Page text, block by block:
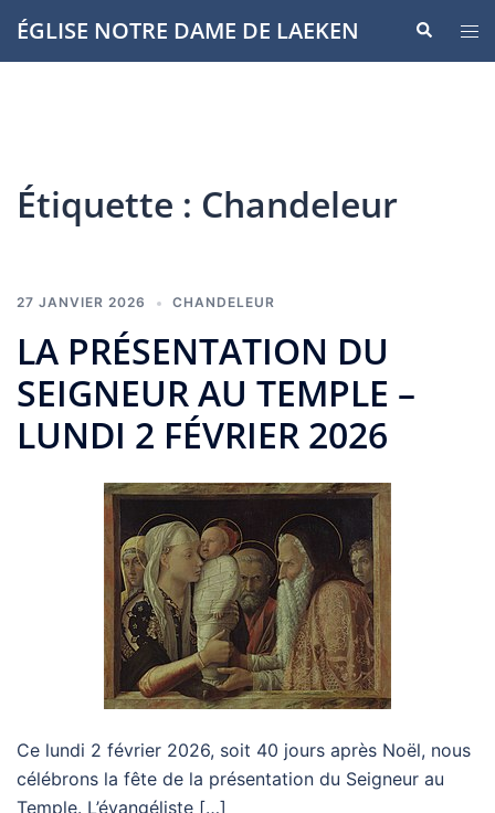
Aller
auÉGLISE NOTRE DAME DE LAEKEN
le
Étiquette : Chandeleur
27 JANVIER 2026 CHANDELEUR
LA PRÉSENTATION DU
SEIGNEUR AU TEMPLE –
LUNDI 2 FÉVRIER 2026
Ce lundi 2 février 2026, soit 40 jours après Noël, nous
célébrons la fête de la présentation du Seigneur au
Temple. L’évangéliste […]